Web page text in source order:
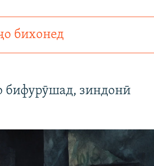
бихонед
бифурӯшад, зиндонӣ